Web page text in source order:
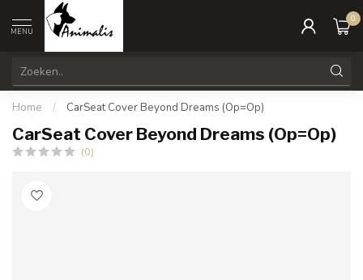
MENU
0
Home / CarSeat Cover Beyond Dreams (Op=Op)
CarSeat Cover Beyond Dreams (Op=Op)
(0)